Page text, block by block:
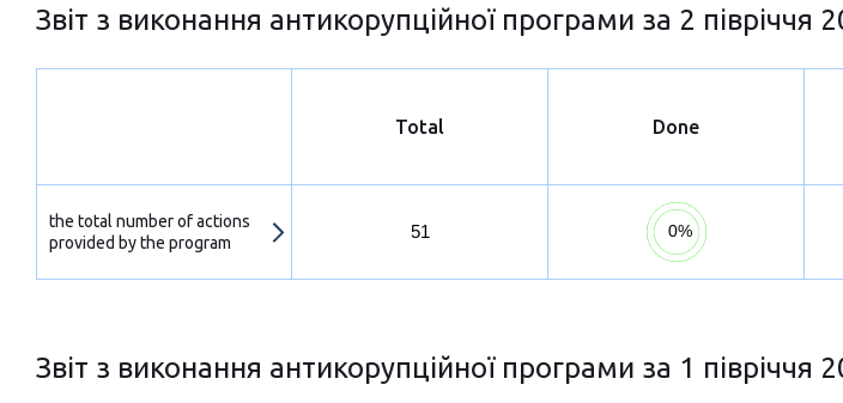
Звіт з виконання антикорупційної програми за 2 півріччя
Total Done
the total number of actions
provided by the program
51
Звіт з виконання антикорупційної програми за 1 півріччя